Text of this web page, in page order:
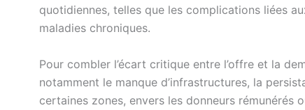
quotidiennes, telles que les complications liées
maladies chroniques.
Pour combler l’écart critique entre l’offre et la
notamment le manque d’infrastructures, la
certaines zones, envers les donneurs rémunérés